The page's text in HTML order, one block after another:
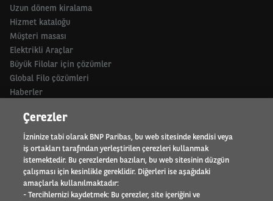
Uzun dönem kiralama
Hizmet kataloğu
Müşteri masası
Elektrikli Araçlar
Büyük Filolar için çözümler
Global Filo çözümleri
Haberler
ORTAKLAR
Motor trade
HAKKIMIZDA
Çerezler
İzninize tabi olarak BNP Paribas, bu web sitesinde kendisi veya
iş ortakları tarafından yerleştirilen çerezleri kullanmak
istemektedir. Bu çerezlerden bazıları, bu web sitesinin düzgün
çalışması için kesinlikle gereklidir. Diğerleri ise aşağıdaki
amaçlarla kullanılmaktadır:
- Tercihlernizi kaydetmek: Bu çerezler, site içeriğini ve